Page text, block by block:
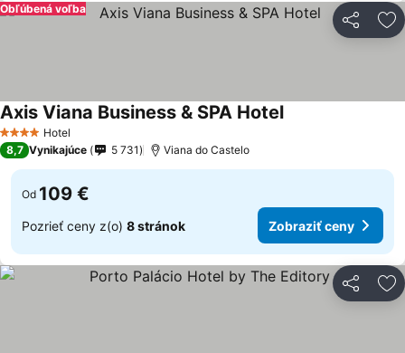
Zdieľať
Obľúbená voľba
4 Počet hviezdičiek
Hotel
Axis Viana Business & SPA Hotel
8,7 Vynikajúce 5 731 Viana do Castelo
Od 109 €
Pozrieť ceny z(o) 8 stránok Zobraziť ceny
Zdieľať